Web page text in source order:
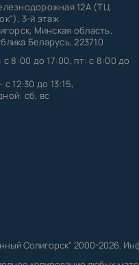
12А (ТЦ
3-й этаж
Минская область,
Беларусь, 223710
с 8:00 до 17:00, пт: с 8:00 до
с 12:30 до 13:15,
сб, вс
Солигорск" 2000-2026.